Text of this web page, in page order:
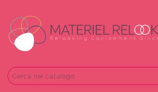
Email
Password